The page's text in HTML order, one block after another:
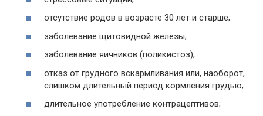
отсутствие родов в возрасте 30 лет и старше;
заболевание щитовидной железы;
заболевание яичников (поликистоз);
отказ от грудного вскармливания или, наоборот,
слишком длительный период кормления грудью;
длительное употребление контрацептивов;